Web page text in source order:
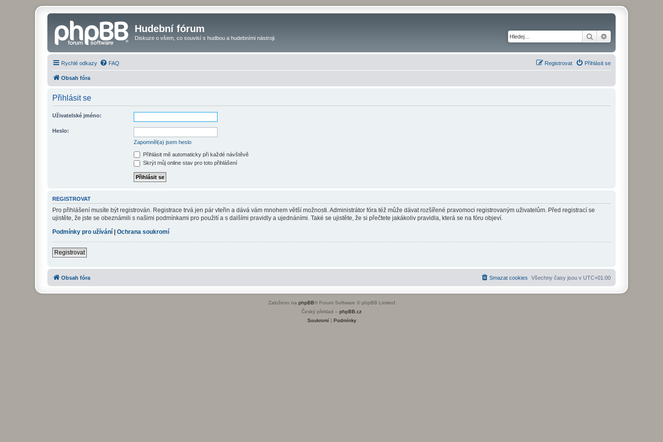
Hudební fórum
Diskuze o všem, co souvisí s hudbou a hudebními nástroji. Hledat
Rychlé odkazy FAQ Přihlásit se
Registrovat
Obsah fóra
Přihlásit se
Uživatelské jméno:
Heslo:
Zapomněl(a) jsem heslo
Přihlásit mě automaticky při každé návštěvě
Skrýt můj online stav pro toto přihlášení
REGISTROVAT
Pro přihlášení musíte být registrován. Registrace trvá jen pár vteřin a dává vám mnohem větší možnosti. Administrátor fóra též může dávat rozšířené pravomoci registrovaným uživatelům. Před registrací se
ujistěte, že jste se obeznámili s našimi podmínkami pro použití a s dalšími pravidly a ujednáními. Také se ujistěte, že si přečtete jakákoliv pravidla, která se na fóru objeví.
Podmínky pro užívání
Ochrana soukromí
Registrovat
Obsah fóra Všechny časy jsou v UTC+01:00
Smazat cookies
Založeno na phpBB® Forum Software © phpBB Limited
Český překlad – phpBB.cz
Soukromí| Podmínky